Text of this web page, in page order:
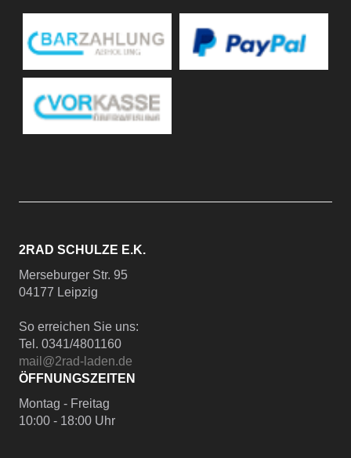
2RAD SCHULZE E.K.
Merseburger Str. 95
04177 Leipzig
So erreichen Sie uns:
Tel. 0341/4801160
mail@2rad-laden.de
ÖFFNUNGSZEITEN
Montag - Freitag
10:00 - 18:00 Uhr